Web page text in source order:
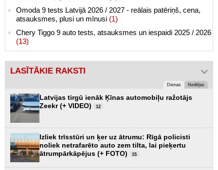
Omoda 9 tests Latvijā 2026 / 2027 - reālais patēriņš, cena,
atsauksmes, plusi un mīnusi (1)
Chery Tiggo 9 auto tests, atsauksmes un iespaidi 2025 / 2026
(13)
LASĪTĀKIE RAKSTI
Dienas Nedēļas
Latvijas tirgū ienāk Ķīnas automobiļu ražotājs
Zeekr (+ VIDEO)
12
Izliek trīsstūri un ķer uz ātrumu: Rīgā policisti
noliek netrafarēto auto zem tilta, lai pieķertu
ātrumpārkāpējus (+ FOTO)
15